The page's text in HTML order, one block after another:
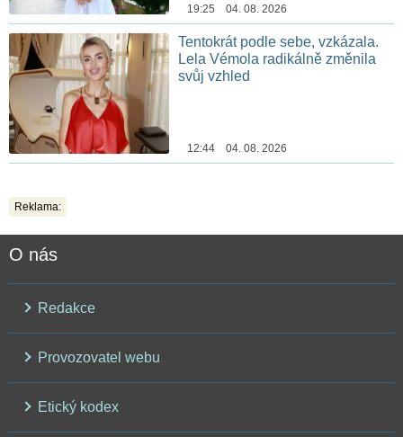
19:25 04. 08. 2026
Tentokrát podle sebe, vzkázala.
Lela Vémola radikálně změnila
svůj vzhled
12:44 04. 08. 2026
Reklama:
O nás
Redakce
Provozovatel webu
Etický kodex